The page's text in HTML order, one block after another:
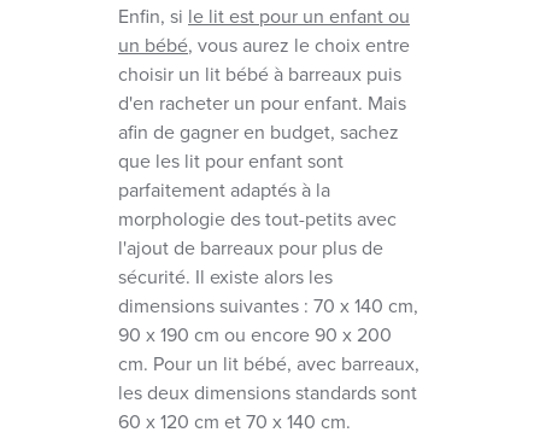
Enfin, si le lit est pour un enfant ou
un bébé, vous aurez le choix entre
choisir un lit bébé à barreaux puis
d'en racheter un pour enfant. Mais
afin de gagner en budget, sachez
que les lit pour enfant sont
parfaitement adaptés à la
morphologie des tout-petits avec
l'ajout de barreaux pour plus de
sécurité. Il existe alors les
dimensions suivantes : 70 x 140 cm,
90 x 190 cm ou encore 90 x 200
cm. Pour un lit bébé, avec barreaux,
les deux dimensions standards sont
60 x 120 cm et 70 x 140 cm.